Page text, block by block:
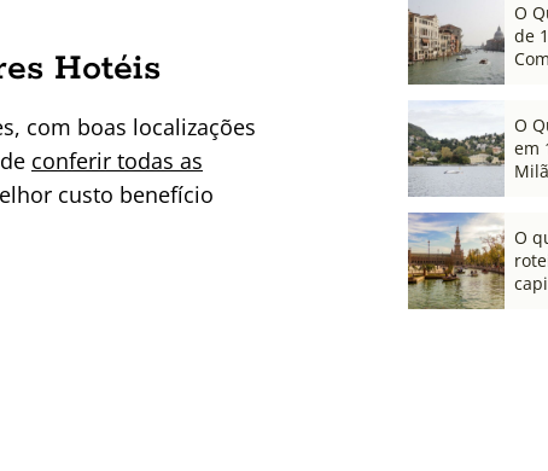
Hotéis
com boas localizações
conferir todas as
custo benefício
O
de
O
em
O